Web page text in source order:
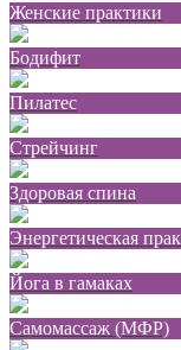
Женские практики
Бодифит
Пилатес
Стрейчинг
Здоровая спина
Энергетическая
Йога в гамаках
Самомассаж (МФР)